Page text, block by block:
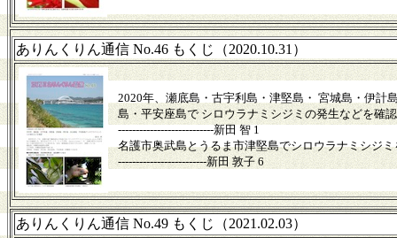
ありんくりん通信 No.46 もくじ（2020.10.31）
2020年、瀬底島・古宇利島・津堅島・ 宮城島・伊計
島・平安座島で シロウラナミシジミの発生などを確認
---------------------------新田 智 1
名護市奥武島とうるま市津堅島でシロウラナミシジミ
-------------------------新田 敦子 6
ありんくりん通信 No.49 もくじ（2021.02.03）